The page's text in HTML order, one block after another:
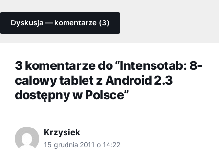
Dyskusja — komentarze (3)
3 komentarze do “Intensotab: 8-
calowy tablet z Android 2.3
dostępny w Polsce”
Krzysiek
15 grudnia 2011 o 14:22